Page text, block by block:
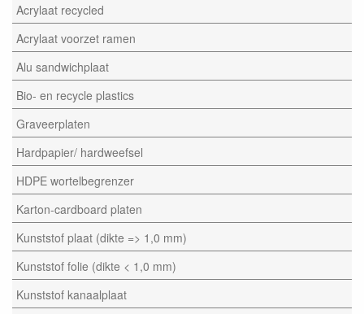
Acrylaat recycled
Acrylaat voorzet ramen
Alu sandwichplaat
Bio- en recycle plastics
Graveerplaten
Hardpapier/ hardweefsel
HDPE wortelbegrenzer
Karton-cardboard platen
Kunststof plaat (dikte => 1,0 mm)
Kunststof folie (dikte < 1,0 mm)
Kunststof kanaalplaat